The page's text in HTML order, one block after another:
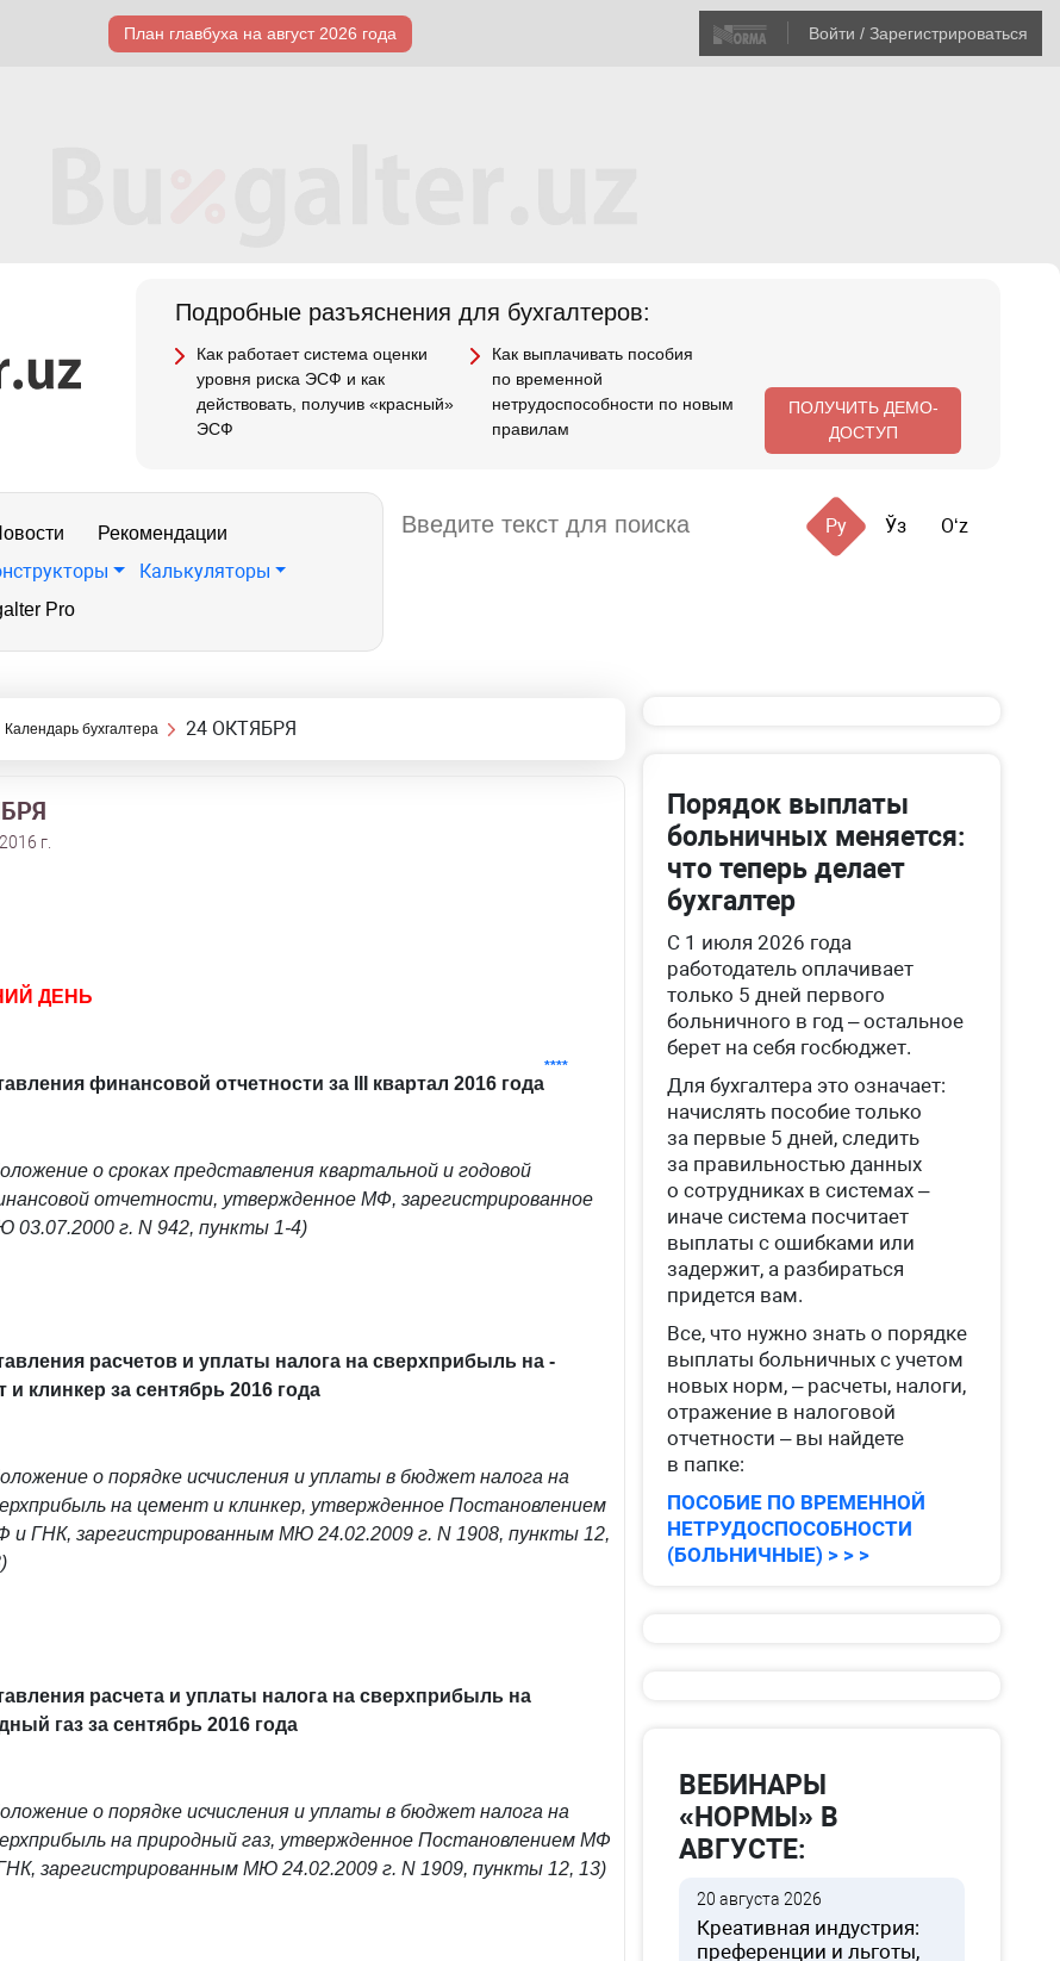
План главбуха на август 2026 года Войти / Зарегистрироваться
Подробные разъяснения для бухгалтеров:
Как работает система оценки
уровня риска ЭСФ и как
действовать, получив «красный»
ЭСФ
Как выплачивать пособия
по временной
нетрудоспособности по новым
правилам
ПОЛУЧИТЬ ДЕМО-
ДОСТУП
Рекомендации
Калькуляторы
Pro
Ру Ўз Oʻz
Календарь бухгалтера 24 ОКТЯБРЯ
г.
ДЕНЬ
финансовой отчетности за III квартал 2016 года
****
о сроках представления квартальной и годовой
отчетности, утвержденное МФ, зарегистрированное
03.07.2000 г. N 942, пункты 1-4)
расчетов и уплаты налога на сверхприбыль на
и клинкер за сентябрь 2016 года
о порядке исчисления и уплаты в бюджет налога на
на цемент и клинкер, утвержденное Постановлением
и ГНК, зарегистрированным МЮ 24.02.2009 г. N 1908, пункты 12,
расчета и уплаты налога на сверхприбыль на
газ за сентябрь 2016 года
о порядке исчисления и уплаты в бюджет налога на
на природный газ, утвержденное Постановлением МФ
зарегистрированным МЮ 24.02.2009 г. N 1909, пункты 12, 13)
Порядок выплаты
больничных меняется:
что теперь делает
бухгалтер
С 1 июля 2026 года
работодатель оплачивает
только 5 дней первого
больничного в год – остальное
берет на себя госбюджет.
Для бухгалтера это означает:
начислять пособие только
за первые 5 дней, следить
за правильностью данных
о сотрудниках в системах –
иначе система посчитает
выплаты с ошибками или
задержит, а разбираться
придется вам.
Все, что нужно знать о порядке
выплаты больничных с учетом
новых норм, – расчеты, налоги,
отражение в налоговой
отчетности – вы найдете
в папке:
ПОСОБИЕ ПО ВРЕМЕННОЙ
НЕТРУДОСПОСОБНОСТИ
(БОЛЬНИЧНЫЕ) > > >
ВЕБИНАРЫ
«НОРМЫ» В
АВГУСТЕ:
20 августа 2026
Креативная индустрия:
преференции и льготы,